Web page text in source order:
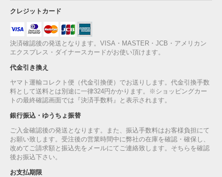
クレジットカード
決済確認後の発送となります。VISA・MASTER・JCB・アメリカン
エクスプレス・ダイナースカードがお使い頂けます。
代金引き換え
ヤマト運輸コレクト便（代金引換便）でお送りします。代金引換手数
料として送料とは別途に一律324円かかります。※ショッピングカー
トの最終確認画面では『決済手数料』と表示されます。
銀行振込・ゆうちょ振替
ご入金確認後の発送となります。また、振込手数料はお客様負担にて
お願い致します。受注後の営業時間中に弊社の在庫を確認・確保し、
改めてご請求額と振込先をメールにてご連絡致します。そちらを確認
後お振込下さい。
お支払期限